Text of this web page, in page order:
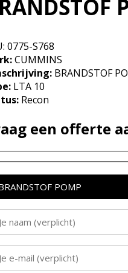
0775-S768
CUMMINS
BRANDSTOF
LTA 10
Recon
een offerte